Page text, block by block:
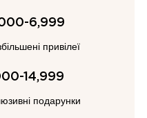
6,999
привілеї
14,999
подарунки